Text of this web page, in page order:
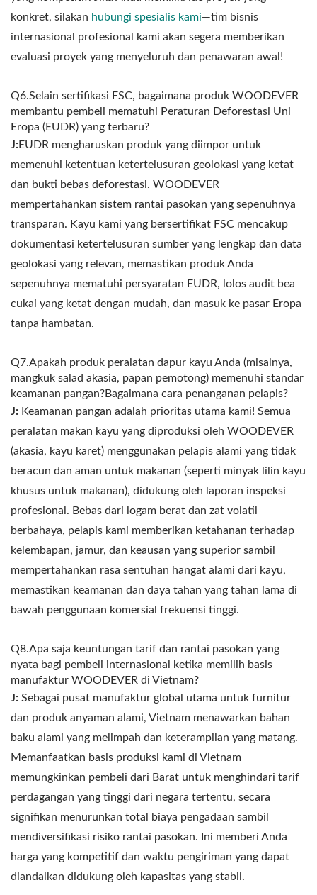
konkret, silakan hubungi spesialis kami—tim bisnis
internasional profesional kami akan segera memberikan
evaluasi proyek yang menyeluruh dan penawaran awal!
Q6.Selain sertifikasi FSC, bagaimana produk WOODEVER
membantu pembeli mematuhi Peraturan Deforestasi Uni
Eropa (EUDR) yang terbaru?
J:EUDR mengharuskan produk yang diimpor untuk
memenuhi ketentuan ketertelusuran geolokasi yang ketat
dan bukti bebas deforestasi. WOODEVER
mempertahankan sistem rantai pasokan yang sepenuhnya
transparan. Kayu kami yang bersertifikat FSC mencakup
dokumentasi ketertelusuran sumber yang lengkap dan data
geolokasi yang relevan, memastikan produk Anda
sepenuhnya mematuhi persyaratan EUDR, lolos audit bea
cukai yang ketat dengan mudah, dan masuk ke pasar Eropa
tanpa hambatan.
Q7.Apakah produk peralatan dapur kayu Anda (misalnya,
mangkuk salad akasia, papan pemotong) memenuhi standar
keamanan pangan?Bagaimana cara penanganan pelapis?
J: Keamanan pangan adalah prioritas utama kami! Semua
peralatan makan kayu yang diproduksi oleh WOODEVER
(akasia, kayu karet) menggunakan pelapis alami yang tidak
beracun dan aman untuk makanan (seperti minyak lilin kayu
khusus untuk makanan), didukung oleh laporan inspeksi
profesional. Bebas dari logam berat dan zat volatil
berbahaya, pelapis kami memberikan ketahanan terhadap
kelembapan, jamur, dan keausan yang superior sambil
mempertahankan rasa sentuhan hangat alami dari kayu,
memastikan keamanan dan daya tahan yang tahan lama di
bawah penggunaan komersial frekuensi tinggi.
Q8.Apa saja keuntungan tarif dan rantai pasokan yang
nyata bagi pembeli internasional ketika memilih basis
manufaktur WOODEVER di Vietnam?
J: Sebagai pusat manufaktur global utama untuk furnitur
dan produk anyaman alami, Vietnam menawarkan bahan
baku alami yang melimpah dan keterampilan yang matang.
Memanfaatkan basis produksi kami di Vietnam
memungkinkan pembeli dari Barat untuk menghindari tarif
perdagangan yang tinggi dari negara tertentu, secara
signifikan menurunkan total biaya pengadaan sambil
mendiversifikasi risiko rantai pasokan. Ini memberi Anda
harga yang kompetitif dan waktu pengiriman yang dapat
diandalkan didukung oleh kapasitas yang stabil.